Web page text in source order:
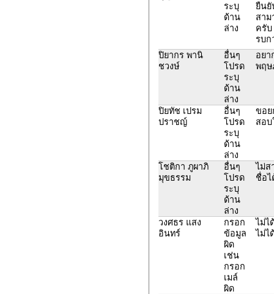
ระบุ
ด้าน
ล่าง
ยืนยั
สาม
ครับ
รบก
ปิยากร พานิ
ชวงษ์
อื่นๆ
โปรด
ระบุ
ด้าน
ล่าง
อยา
พฤษ
ปิยทัช เปรม
ปราชญ์
อื่นๆ
โปรด
ระบุ
ด้าน
ล่าง
ขอย
สอบ
โชติกา ภูผาภิ
มุขธรรม
อื่นๆ
โปรด
ระบุ
ด้าน
ล่าง
ไม่ส
ชื่อไ
วงศธร แสง
อินทร์
กรอก
ข้อมูล
ผิด
เช่น
กรอก
เมล์
ผิด
ไม่ไ
ไม่ไ